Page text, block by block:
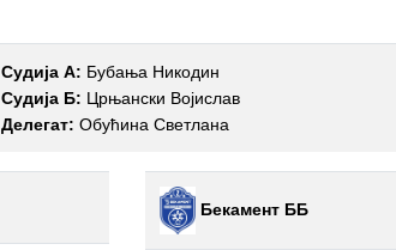
Судија А: Бубања Никодин
Судија Б: Црњански Војислав
Делегат: Обућина Светлана
Бекамент ББ